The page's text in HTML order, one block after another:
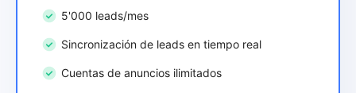
5'000 leads/mes
Sincronización de leads en tiempo real
Cuentas de anuncios ilimitados